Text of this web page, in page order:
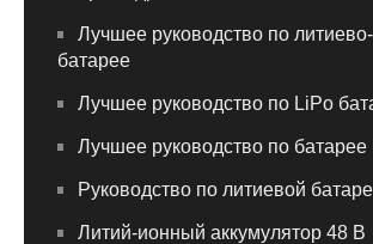
Лучшее руководство по
батарее
Лучшее руководство по LiPo
Лучшее руководство по батарее
Руководство по литиевой
Литий-ионный аккумулятор 48 В